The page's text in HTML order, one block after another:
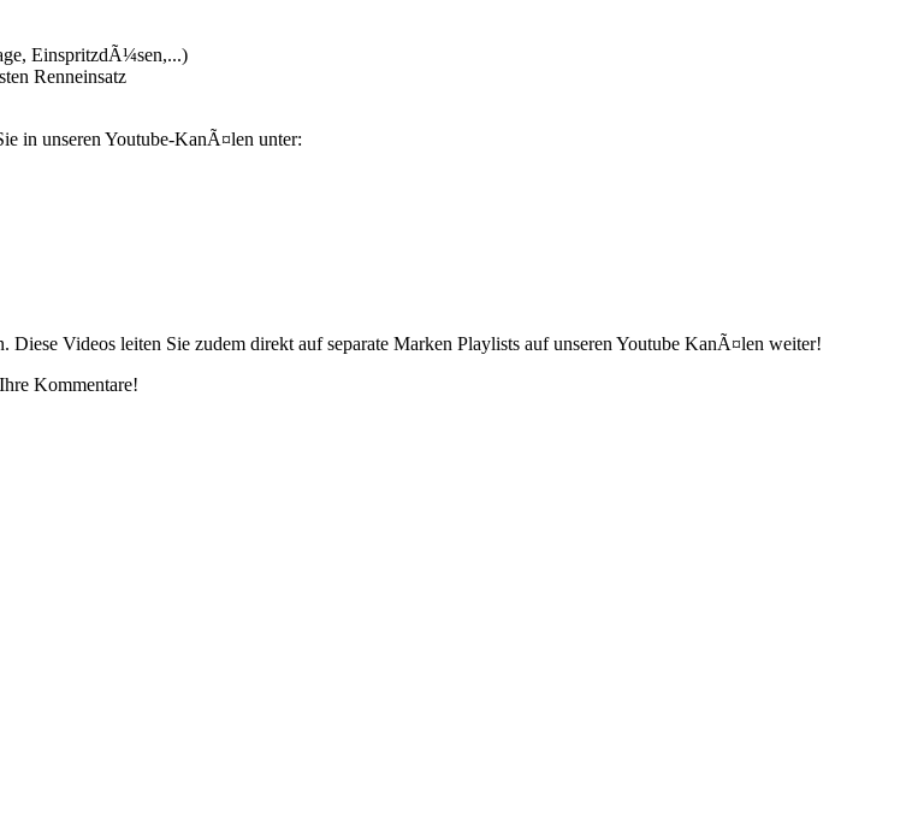
EinspritzdÃ¼sen,...)
Renneinsatz
in unseren Youtube-KanÃ¤len unter:
Videos leiten Sie zudem direkt auf separate Marken Playlists auf unseren Youtube KanÃ¤len weiter!
Kommentare!